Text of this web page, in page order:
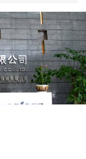
裁机制和冗余
线传输技术、线
与保护技术、
烟探测技术、
统抗干扰技术
利技术和专有技
多年技术积累
的结晶。